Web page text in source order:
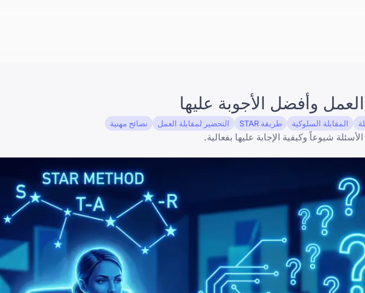
المقابلة السلوكية طريقة STAR التحضير لمقابلة العمل نصائح مهنية
شيوعاً وكيفية الإجابة عليها بفعالية.